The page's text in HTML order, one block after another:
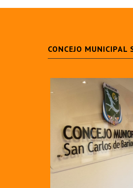
CONCEJO MUNICIPAL